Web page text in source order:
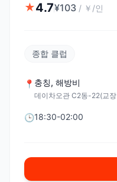
★4.7¥103 / ￥/인
종합 클럽
📍 충칭, 해방비
데이차오관 C2동-22(교
🕒18:30-02:00